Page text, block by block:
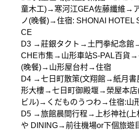
童木工)→寒河江GEA佐藤纖維→
ノ(晚餐)→住宿: SHONAI HOTEL
CE
D3 →莊銀タクト→土門拳紀念館
CHE市集→山形車站S-PAL百貨→
(晚餐)→山形屋台村→住宿
D4 →七日町散策(文翔館→紙月
形大樓→七日町御殿堰→榮屋本
ビル)→くだものうつわ→住宿:山
D5 →旅館晨間行程→上杉神社(上
や DINING→前往機場or下個旅遊